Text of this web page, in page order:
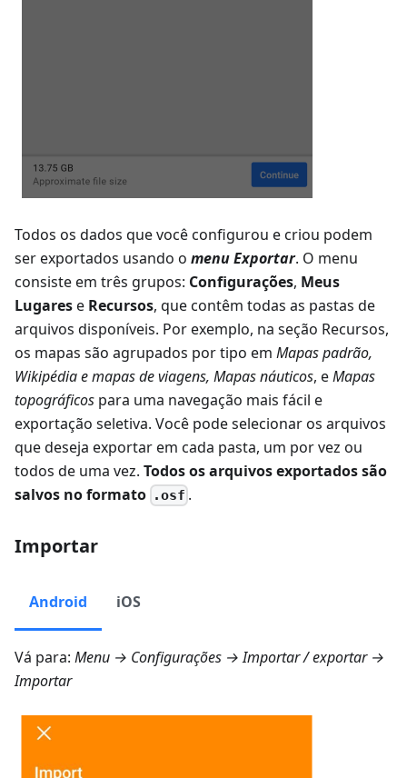
Todos os dados que você configurou e criou podem
ser exportados usando o menu Exportar. O menu
consiste em três grupos: Configurações, Meus
Lugarese Recursos, que contêm todas as pastas de
arquivos disponíveis. Por exemplo, na seção Recursos,
os mapas são agrupados por tipo em Mapas padrão,
Wikipédia e mapas de viagens, Mapas náuticos, eMapas
topográficos para uma navegação mais fácil e
exportação seletiva. Você pode selecionar os arquivos
que deseja exportar em cada pasta, um por vez ou
todos de uma vez. Todos os arquivos exportados são
salvos no formato .osf .
Importar
Android iOS
Vá para: Menu → Configurações → Importar / exportar →
Importar